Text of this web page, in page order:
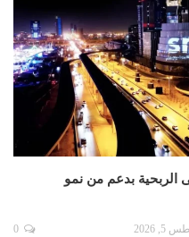
الربحية بدعم من نمو
5, 2026